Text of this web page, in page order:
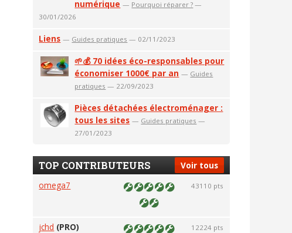
numérique — Pourquoi réparer ? —
30/01/2026
Liens — Guides pratiques — 02/11/2023
🌱💰 70 idées éco-responsables pour
économiser 1000€ par an — Guides
pratiques — 22/09/2023
Pièces détachées électroménager :
tous les sites — Guides pratiques —
27/01/2023
Voir tous
TOP CONTRIBUTEURS
omega7 43110 pts
jchd (PRO) 12224 pts